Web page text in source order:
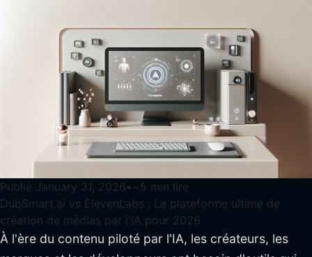
Publié January 31, 2026• ~ 5 min lire
DubSmart.ai vs ElevenLabs : La plateforme ultime de
création de médias par l'IA pour 2026
À l'ère du contenu piloté par l'IA, les créateurs, les